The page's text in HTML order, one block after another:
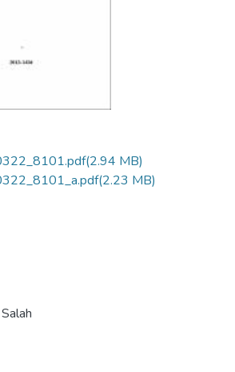
(2.94 MB)
(2.23 MB)